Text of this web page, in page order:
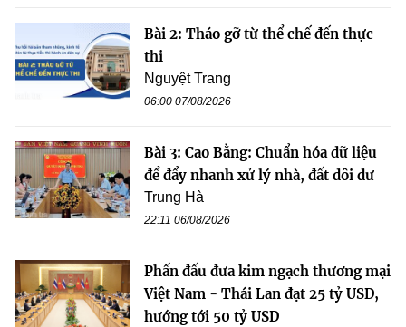
Bài 2: Tháo gỡ từ thể chế đến thực
thi
Nguyệt Trang
06:00 07/08/2026
Bài 3: Cao Bằng: Chuẩn hóa dữ liệu
để đẩy nhanh xử lý nhà, đất dôi dư
Trung Hà
22:11 06/08/2026
Phấn đấu đưa kim ngạch thương mại
Việt Nam - Thái Lan đạt 25 tỷ USD,
hướng tới 50 tỷ USD